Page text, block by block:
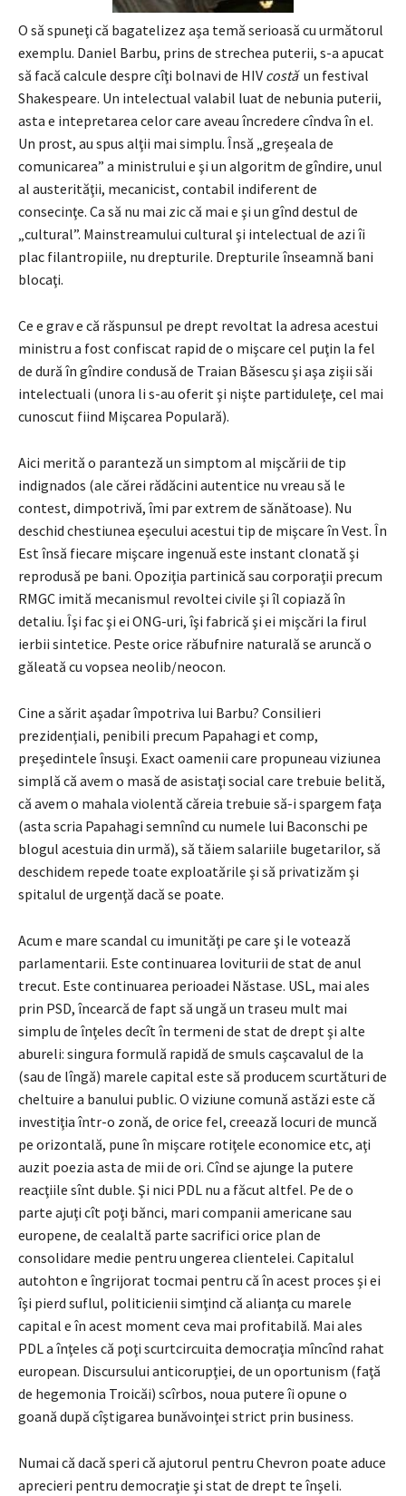
O să spuneţi că bagatelizez aşa temă serioasă cu următorul
exemplu. Daniel Barbu, prins de strechea puterii, s-a apucat
să facă calcule despre cîţi bolnavi de HIV costă un festival
Shakespeare. Un intelectual valabil luat de nebunia puterii,
asta e intepretarea celor care aveau încredere cîndva în el.
Un prost, au spus alţii mai simplu. Însă „greşeala de
comunicarea” a ministrului e şi un algoritm de gîndire, unul
al austerităţii, mecanicist, contabil indiferent de
consecinţe. Ca să nu mai zic că mai e şi un gînd destul de
„cultural”. Mainstreamului cultural şi intelectual de azi îi
plac filantropiile, nu drepturile. Drepturile înseamnă bani
blocaţi.
Ce e grav e că răspunsul pe drept revoltat la adresa acestui
ministru a fost confiscat rapid de o mişcare cel puţin la fel
de dură în gîndire condusă de Traian Băsescu şi aşa zişii săi
intelectuali (unora li s-au oferit şi nişte partiduleţe, cel mai
cunoscut fiind Mişcarea Populară).
Aici merită o paranteză un simptom al mişcării de tip
indignados (ale cărei rădăcini autentice nu vreau să le
contest, dimpotrivă, îmi par extrem de sănătoase). Nu
deschid chestiunea eşecului acestui tip de mişcare în Vest. În
Est însă fiecare mişcare ingenuă este instant clonată şi
reprodusă pe bani. Opoziţia partinică sau corporaţii precum
RMGC imită mecanismul revoltei civile şi îl copiază în
detaliu. Îşi fac şi ei ONG-uri, îşi fabrică şi ei mişcări la firul
ierbii sintetice. Peste orice răbufnire naturală se aruncă o
găleată cu vopsea neolib/neocon.
Cine a sărit aşadar împotriva lui Barbu? Consilieri
prezidenţiali, penibili precum Papahagi et comp,
preşedintele însuşi. Exact oamenii care propuneau viziunea
simplă că avem o masă de asistaţi social care trebuie belită,
că avem o mahala violentă căreia trebuie să-i spargem faţa
(asta scria Papahagi semnînd cu numele lui Baconschi pe
blogul acestuia din urmă), să tăiem salariile bugetarilor, să
deschidem repede toate exploatările şi să privatizăm şi
spitalul de urgenţă dacă se poate.
Acum e mare scandal cu imunităţi pe care şi le votează
parlamentarii. Este continuarea loviturii de stat de anul
trecut. Este continuarea perioadei Năstase. USL, mai ales
prin PSD, încearcă de fapt să ungă un traseu mult mai
simplu de înţeles decît în termeni de stat de drept şi alte
abureli: singura formulă rapidă de smuls caşcavalul de la
(sau de lîngă) marele capital este să producem scurtături de
cheltuire a banului public. O viziune comună astăzi este că
investiţia într-o zonă, de orice fel, creează locuri de muncă
pe orizontală, pune în mişcare rotiţele economice etc, aţi
auzit poezia asta de mii de ori. Cînd se ajunge la putere
reacţiile sînt duble. Şi nici PDL nu a făcut altfel. Pe de o
parte ajuţi cît poţi bănci, mari companii americane sau
europene, de cealaltă parte sacrifici orice plan de
consolidare medie pentru ungerea clientelei. Capitalul
autohton e îngrijorat tocmai pentru că în acest proces şi ei
îşi pierd suflul, politicienii simţind că alianţa cu marele
capital e în acest moment ceva mai profitabilă. Mai ales
PDL a înţeles că poţi scurtcircuita democraţia mîncînd rahat
european. Discursului anticorupţiei, de un oportunism (faţă
de hegemonia Troicăi) scîrbos, noua putere îi opune o
goană după cîştigarea bunăvoinţei strict prin business.
Numai că dacă speri că ajutorul pentru Chevron poate aduce
aprecieri pentru democraţie şi stat de drept te înşeli.